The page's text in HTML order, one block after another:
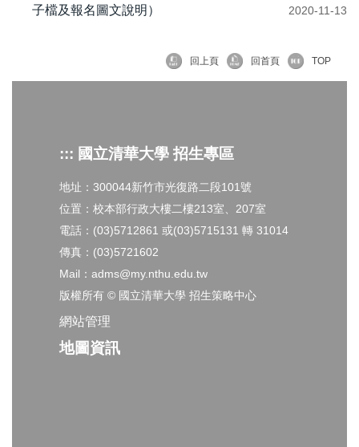
子檔及報名圖文說明）
2020-11-13
回上頁 回首頁 TOP
::: 國立清華大學 招生專區
地址：300044新竹市光復路二段101號
位置：校本部行政大樓二樓213室、207室
電話：(03)5712861 或(03)5715131 轉 31014
傳真：(03)5721602
Mail：adms@my.nthu.edu.tw
版權所有 © 國立清華大學 招生策略中心
網站管理
地圖資訊